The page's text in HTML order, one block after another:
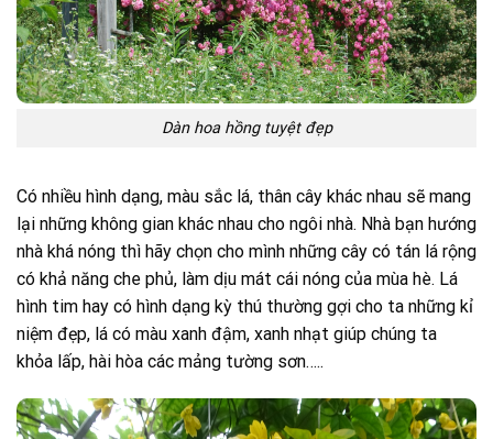
Dàn hoa hồng tuyệt đẹp
Có nhiều hình dạng, màu sắc lá, thân cây khác nhau sẽ mang
lại những không gian khác nhau cho ngôi nhà. Nhà bạn hướng
nhà khá nóng thì hãy chọn cho mình những cây có tán lá rộng
có khả năng che phủ, làm dịu mát cái nóng của mùa hè. Lá
hình tim hay có hình dạng kỳ thú thường gợi cho ta những kỉ
niệm đẹp, lá có màu xanh đậm, xanh nhạt giúp chúng ta
khỏa lấp, hài hòa các mảng tường sơn…..